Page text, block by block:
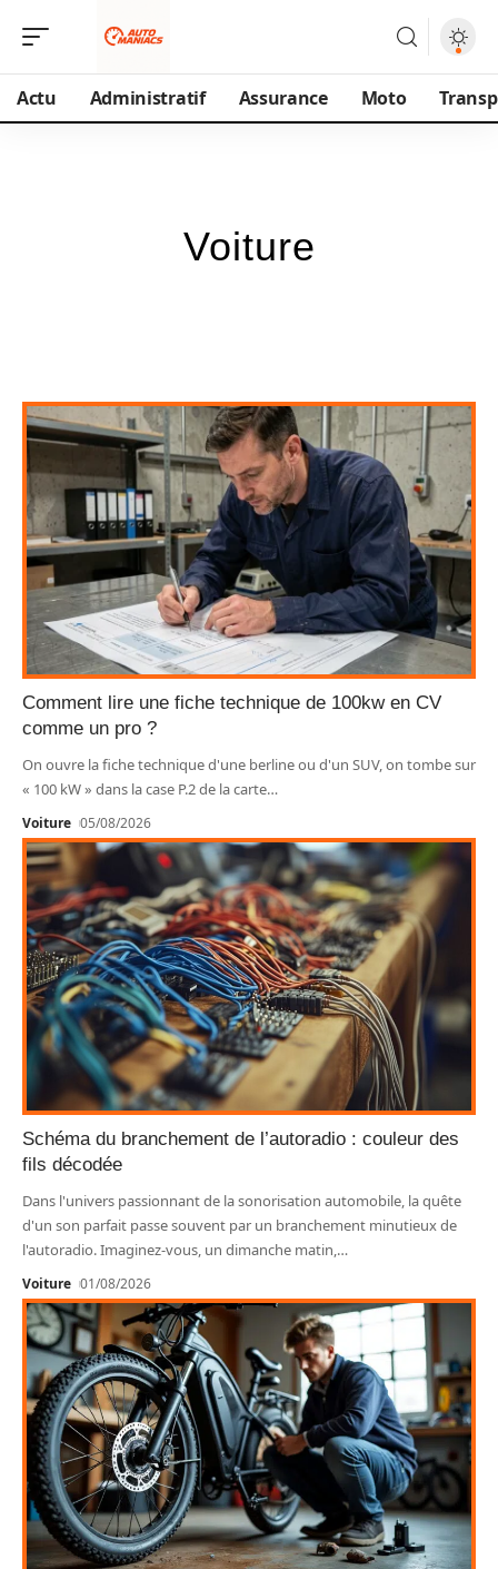
Actu Administratif Assurance Moto
Voiture
Comment lire une fiche technique de 100kw en CV
comme un pro ?
On ouvre la fiche technique d'une berline ou d'un SUV, on tombe sur
« 100 kW » dans la case P.2 de la carte…
Voiture 05/08/2026
Schéma du branchement de l’autoradio : couleur des
fils décodée
Dans l'univers passionnant de la sonorisation automobile, la quête
d'un son parfait passe souvent par un branchement minutieux de
l'autoradio. Imaginez-vous, un dimanche matin, …
Voiture 01/08/2026